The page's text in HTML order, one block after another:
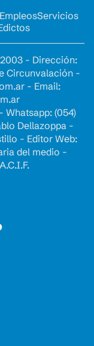
EmpleosServicios
- Dirección:
Circunvalación -
- Email:
Whatsapp: (054)
Dellazoppa -
- Editor Web:
del medio -